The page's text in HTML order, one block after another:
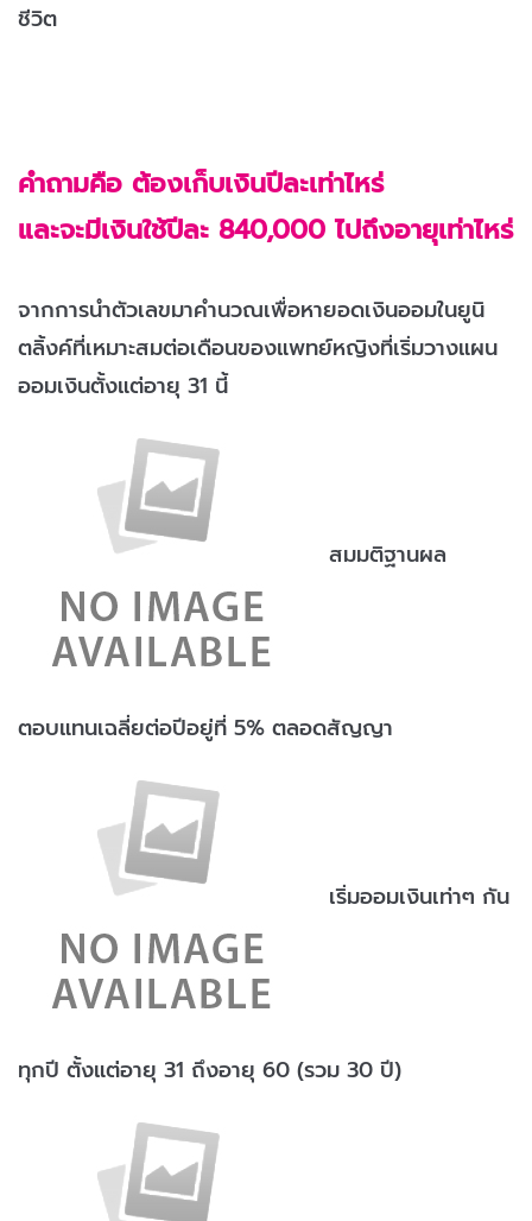
ชีวิต
คำถามคือ ต้องเก็บเงินปีละเท่าไหร่
และจะมีเงินใช้ปีละ 840,000 ไปถึงอายุเท่าไหร่
จากการนำตัวเลขมาคำนวณเพื่อหายอดเงินออมในยูนิ
ตลิ้งค์ที่เหมาะสมต่อเดือนของแพทย์หญิงที่เริ่มวางแผน
ออมเงินตั้งแต่อายุ 31 นี้
สมมติฐานผล
ตอบแทนเฉลี่ยต่อปีอยู่ที่ 5% ตลอดสัญญา
เริ่มออมเงินเท่าๆ กัน
ทุกปี ตั้งแต่อายุ 31 ถึงอายุ 60 (รวม 30 ปี)